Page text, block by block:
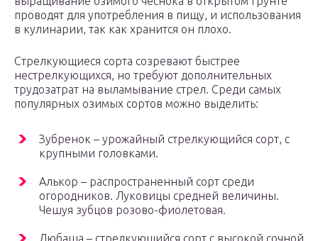
проводят для употребления в пищу, и использования
в кулинарии, так как хранится он плохо.
Стрелкующиеся сорта созревают быстрее
нестрелкующихся, но требуют дополнительных
трудозатрат на выламывание стрел. Среди самых
популярных озимых сортов можно выделить:
Зубренок – урожайный стрелкующийся сорт, с
крупными головками.
Алькор – распространенный сорт среди
огородников. Луковицы средней величины.
Чешуя зубцов розово-фиолетовая.
Любаша – стрелкующийся сорт с высокой сочной